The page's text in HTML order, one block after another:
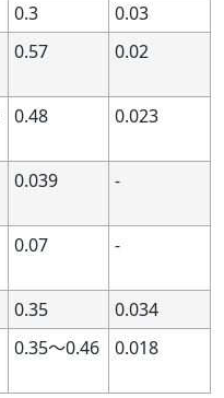
0.3
0.03
0.57 0.02
0.48 0.023
0.039 -
0.07 -
0.35
0.034
0.35～0.46 0.018